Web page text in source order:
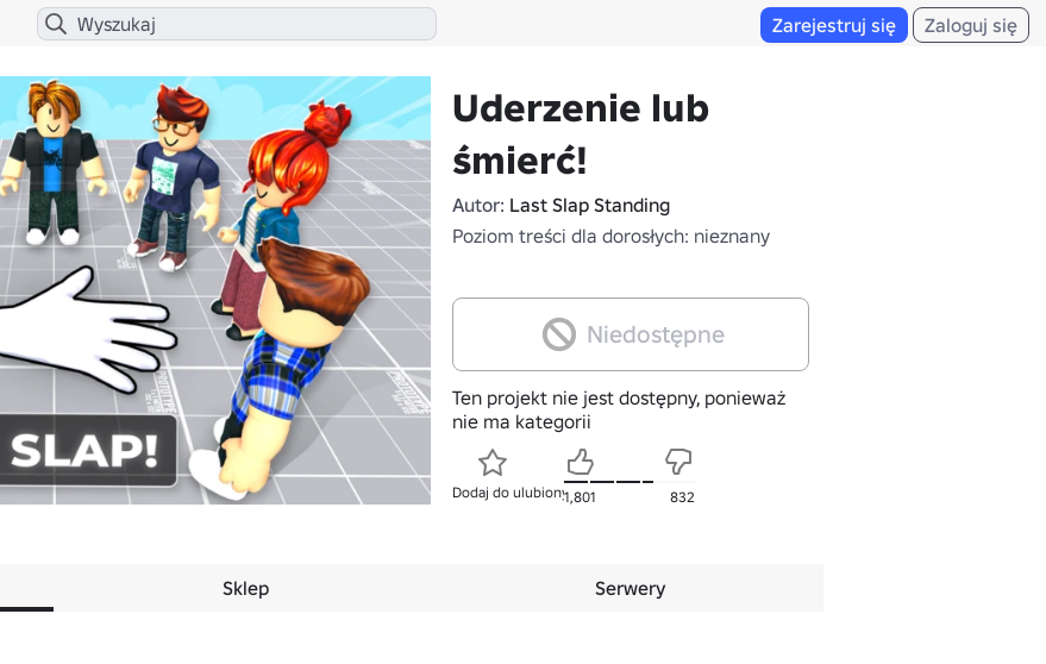
Zarejestruj się Zaloguj się
Uderzenie lub
śmierć!
Autor: Last Slap Standing
Poziom treści dla dorosłych: nieznany
Niedostępne
Ten projekt nie jest dostępny, ponieważ
nie ma kategorii
Dodaj do ulubionych
1,801 832
Sklep Serwery